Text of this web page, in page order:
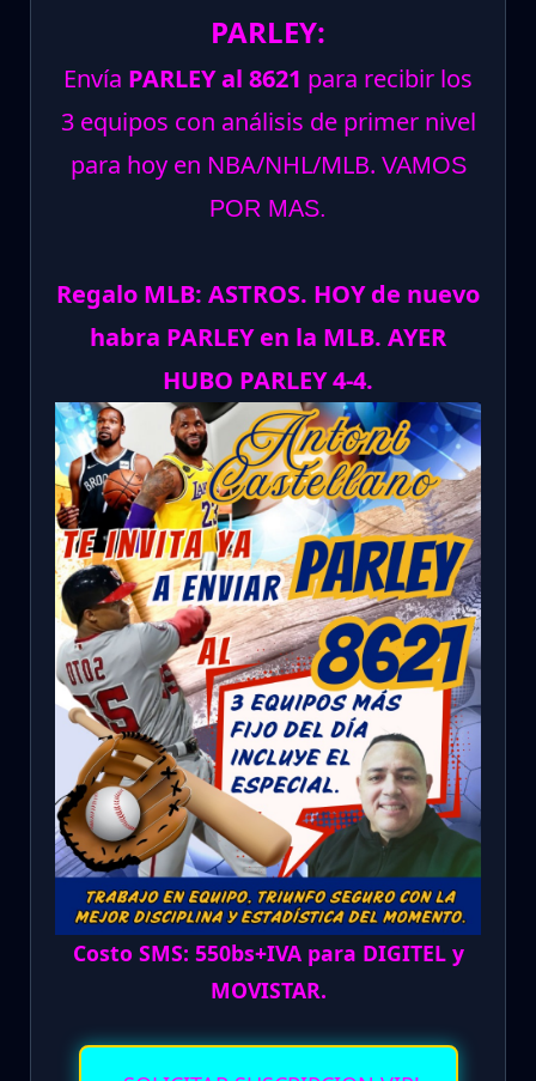
PARLEY:
Envía PARLEY al 8621 para recibir los
3 equipos con análisis de primer nivel
para hoy en NBA/NHL/MLB. VAMOS
POR MAS.
Regalo MLB: ASTROS. HOY de nuevo
habra PARLEY en la MLB. AYER
HUBO PARLEY 4-4.
Costo SMS: 550bs+IVA para DIGITEL y
MOVISTAR.